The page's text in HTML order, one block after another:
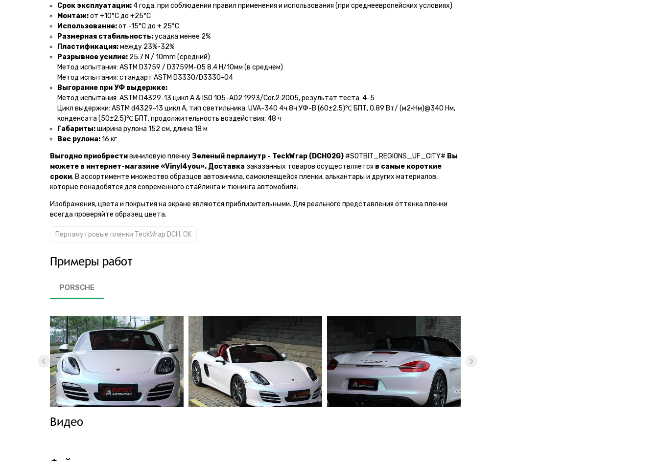
Срок эксплуатации:4 года, при соблюдении правил применения и использования (при среднеевропейских условиях)
Монтаж:от +10°С до +25°С
Использование:от -15°С до + 25°С
Размерная стабильность:усадка менее 2%
Пластификация:между 23%-32%
Разрывное усилие: 25.7 N / 10mm (средний)
Метод испытания: ASTM D3759 / D3759M-05 8.4 Н/10мм (в среднем)
Метод испытания: стандарт ASTM D3330/D3330-04
Выгорание при УФ выдержке:
Метод испытания: ASTM D4329-13 цикл A & ISO 105-A02:1993/Cor.2:2005, результат теста: 4-5
Цикл выдержки: ASTM d4329-13 цикл A, тип светильника: UVA-340 4ч 8ч УФ-В (60±2.5)℃ БПТ, 0.89 Вт/ (м2•Нм)@340 Нм,
конденсата (50±2.5)℃ БПТ, продолжительность воздействия: 48 ч
Габариты:ширина рулона 152 см, длина 18 м
Вес рулона:16 кг
Выгодно приобрестивиниловую пленкуЗеленый перламутр - TeckWrap (DCH02G) #SOTBIT_REGIONS_UF_CITY# Вы
можете в интернет-магазине «Vinyl4you». Доставка заказанных товаров осуществляется в самые короткие
сроки. В ассортименте множество образцов автовинила, самоклеящейся пленки, алькантары и других материалов,
которые понадобятся для современного стайлинга и тюнинга автомобиля.
Изображения, цвета и покрытия на экране являются приблизительными. Для реального представления оттенка пленки
всегда проверяйте образец цвета.
Перламутровые пленки TeckWrap DCH, CK
Примеры работ
PORSCHE
Видео